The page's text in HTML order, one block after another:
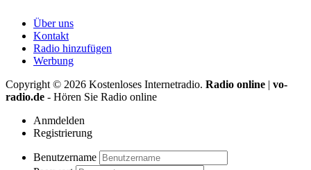
Über uns
Kontakt
Radio hinzufügen
Werbung
Copyright © 2026 Kostenloses Internetradio. Radio online | vo-
radio.de - Hören Sie Radio online
Anmdelden
Registrierung
Benutzername